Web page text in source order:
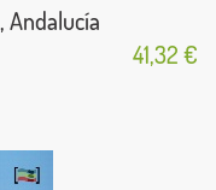
Andalucía
41,32 €